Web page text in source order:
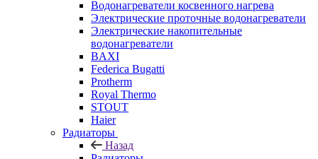
Водонагреватели косвенного нагрева
Электрические проточные водонагреватели
Электрические накопительные
водонагреватели
BAXI
Federica Bugatti
Protherm
Royal Thermo
STOUT
Haier
Радиаторы
Назад